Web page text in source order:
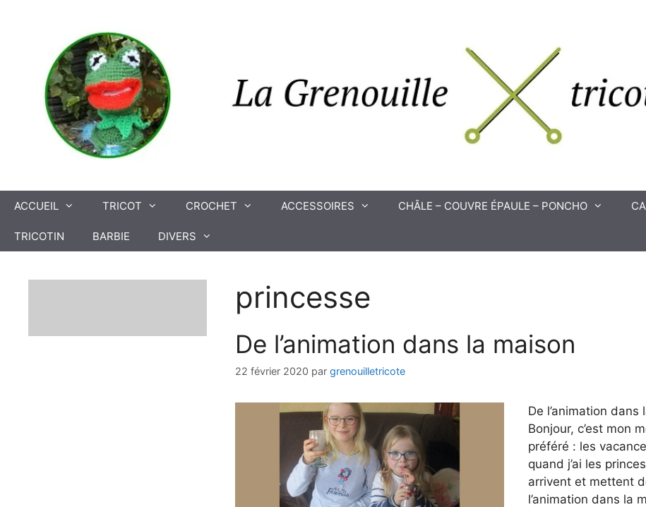
ACCUEIL TRICOT CROCHET ACCESSOIRES CHÂLE – COUVRE ÉPAULE – PONCHO
TRICOTIN BARBIE DIVERS
princesse
De l’animation dans la maison
22 février 2020 par grenouilletricote
De l’animation dans
Bonjour, c’est mon
préféré : les
quand j’ai les
arrivent et mettent
l’animation dans la